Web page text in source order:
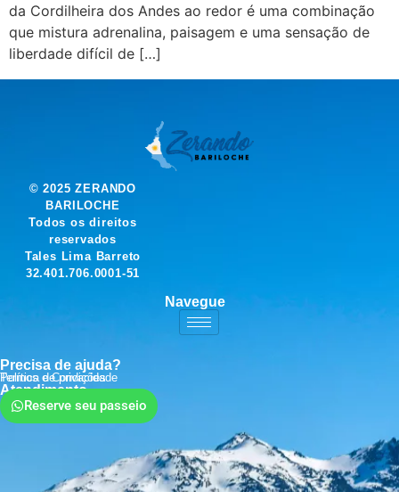
da Cordilheira dos Andes ao redor é uma combinação
que mistura adrenalina, paisagem e uma sensação de
liberdade difícil de […]
© 2025 ZERANDO
BARILOCHE
Todos os direitos
reservados
Tales Lima Barreto
32.401.706.0001-51
Navegue
Precisa de ajuda?
Política de privacidade
Termos e Condições
Atendimento
Reserve seu passeio